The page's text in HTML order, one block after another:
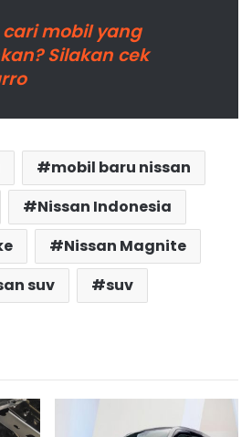
cari mobil yang
Silakan cek
mobil baru nissan
Nissan Indonesia
Nissan Magnite
suv
suv